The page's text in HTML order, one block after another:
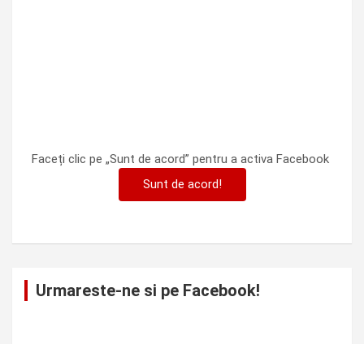
Faceți clic pe „Sunt de acord” pentru a activa Facebook
Sunt de acord!
Urmareste-ne si pe Facebook!